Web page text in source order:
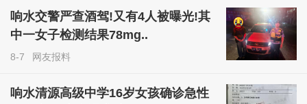
响水交警严查酒驾!又有4人被曝光!其
中一女子检测结果78mg..
8-7 网友报料
响水清源高级中学16岁女孩确诊急性